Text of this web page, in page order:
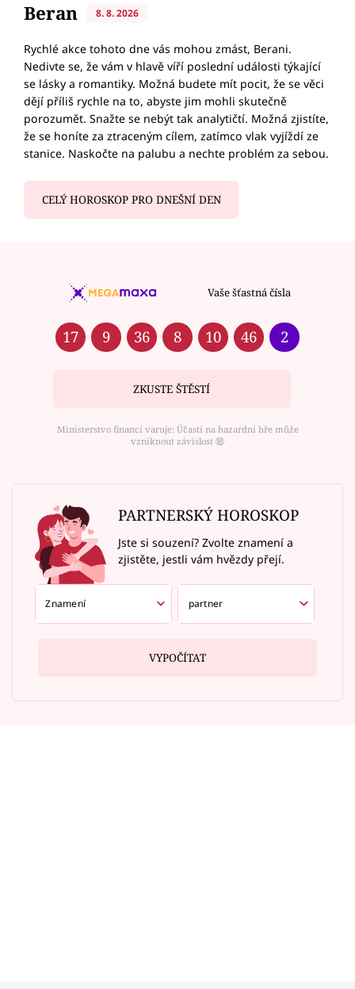
Beran 8. 8. 2026
Rychlé akce tohoto dne vás mohou zmást, Berani.
Nedivte se, že vám v hlavě víří poslední události týkající
se lásky a romantiky. Možná budete mít pocit, že se věci
dějí příliš rychle na to, abyste jim mohli skutečně
porozumět. Snažte se nebýt tak analytičtí. Možná zjistíte,
že se honíte za ztraceným cílem, zatímco vlak vyjíždí ze
stanice. Naskočte na palubu a nechte problém za sebou.
CELÝ HOROSKOP PRO DNEŠNÍ DEN
Vaše šťastná čísla
17 9 36 8 10 46 2
ZKUSTE ŠTĚSTÍ
Ministerstvo financí varuje: Účastí na hazardní hře může
vzniknout závislost ⑱
PARTNERSKÝ HOROSKOP
Jste si souzení? Zvolte znamení a
zjistěte, jestli vám hvězdy přejí.
VYPOČÍTAT